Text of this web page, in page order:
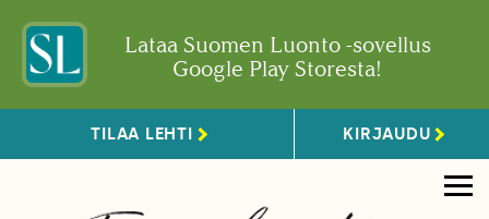
Lataa Suomen Luonto -sovellus
Google Play Storesta!
TILAA LEHTI KIRJAUDU